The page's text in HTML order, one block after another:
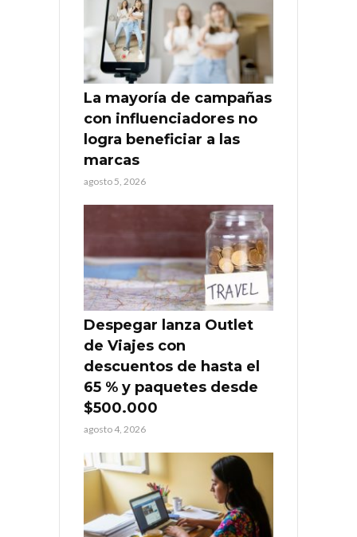
La mayoría de campañas
con influenciadores no
logra beneficiar a las
marcas
agosto 5, 2026
Despegar lanza Outlet
de Viajes con
descuentos de hasta el
65 % y paquetes desde
$500.000
agosto 4, 2026